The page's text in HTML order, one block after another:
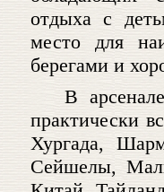
отдыха с
место для
берегами и
В
практически
Хургада,
Сейшелы,